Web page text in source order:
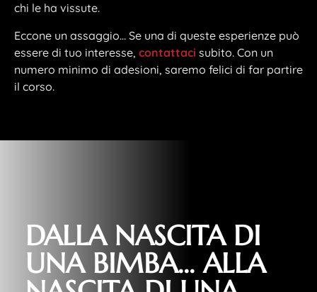
chi le ha vissute.
Eccone un assaggio… Se una di queste esperienze può
essere di tuo interesse, contattaci subito. Con un
numero minimo di adesioni, saremo felici di far partire
il corso.
DALLA NASCITA DI
UNA BIMBA… ALLA